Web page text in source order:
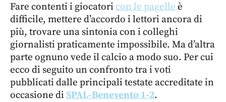
Fare contenti i giocatori con le pagelle è
difficile, mettere d’accordo i lettori ancora di
più, trovare una sintonia con i colleghi
giornalisti praticamente impossibile. Ma d’altra
parte ognuno vede il calcio a modo suo. Per cui
ecco di seguito un confronto tra i voti
pubblicati dalle principali testate accreditate in
occasione di SPAL-Benevento 1-2.